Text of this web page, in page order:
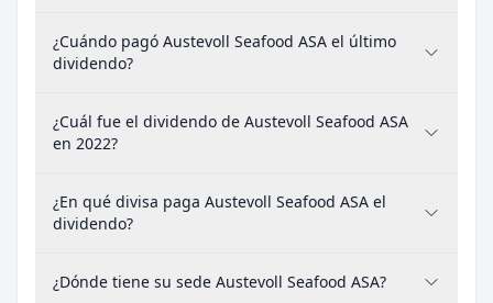
¿Cuándo pagó Austevoll Seafood ASA el último
dividendo?
¿Cuál fue el dividendo de Austevoll Seafood ASA
en 2022?
¿En qué divisa paga Austevoll Seafood ASA el
dividendo?
¿Dónde tiene su sede Austevoll Seafood ASA?